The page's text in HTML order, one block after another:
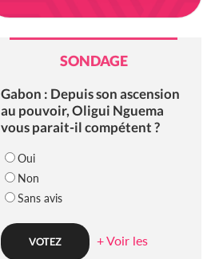
SONDAGE
Gabon : Depuis son ascension
au pouvoir, Oligui Nguema
vous parait-il compétent ?
Oui
Non
Sans avis
+ Voir les